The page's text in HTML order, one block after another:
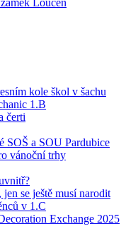
Loučeň
kole škol v šachu
1.B
čerti
SOŠ a SOU Pardubice
vánoční trhy
se ještě musí narodit
v 1.C
Exchange 2025